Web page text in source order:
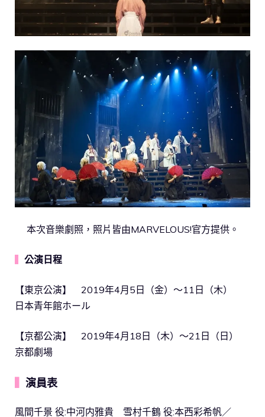
本次音樂劇照，照片皆由MARVELOUS!官方提供。
公演日程
【東京公演】 2019年4月5日（金）～11日（木）
日本青年館ホール
【京都公演】 2019年4月18日（木）～21日（日）
京都劇場
演員表
風間千景 役:中河内雅貴 雪村千鶴 役:本西彩希帆／